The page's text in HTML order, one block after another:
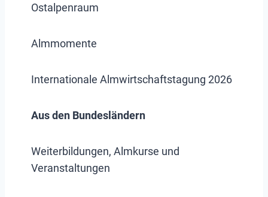
Ostalpenraum
Almmomente
Internationale Almwirtschaftstagung 2026
Aus den Bundesländern
Weiterbildungen, Almkurse und
Veranstaltungen